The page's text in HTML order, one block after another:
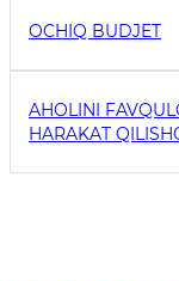
OCHIQ BUDJET
AHOLINI
HARAKAT